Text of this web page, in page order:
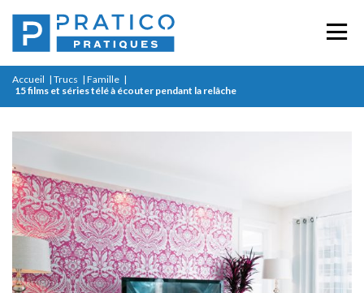
Accueil | Trucs | Famille |
15 films et séries télé à écouter pendant la relâche